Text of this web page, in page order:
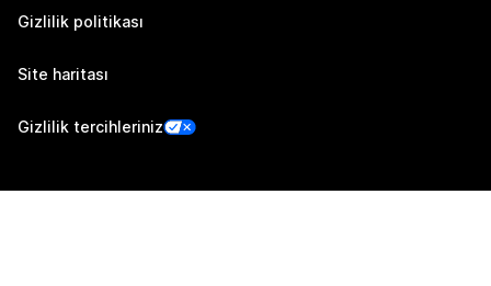
Gizlilik politikası
Site haritası
Gizlilik tercihleriniz